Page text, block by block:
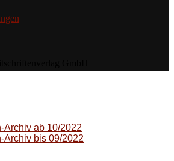
Archiv ab 10/2022
Archiv bis 09/2022